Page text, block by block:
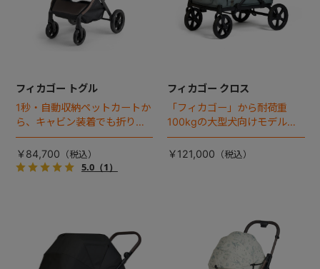
フィカゴー トグル
1秒・自動収納ペットカートか
ら、キャビン装着でも折りた
ためるモデルが登場！
￥84,700
5.0（1）
フィカゴー クロス
「フィカゴー」から耐荷重
100kgの大型犬向けモデルが
登場。
￥121,000